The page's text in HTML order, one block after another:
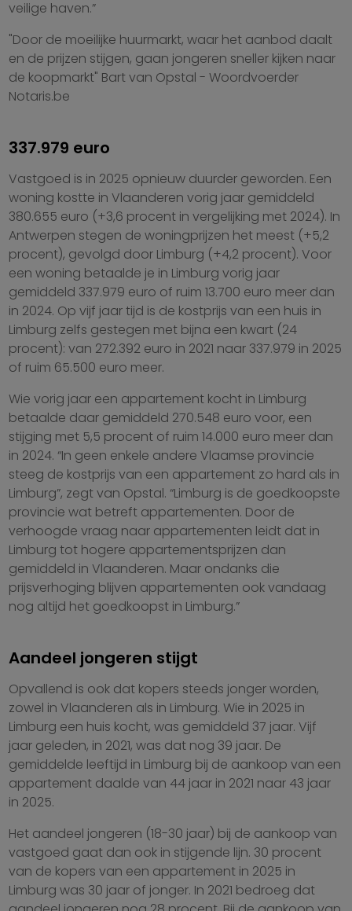
veilige haven.”
"Door de moeilijke huurmarkt, waar het aanbod daalt
en de prijzen stijgen, gaan jongeren sneller kijken naar
de koopmarkt" Bart van Opstal - Woordvoerder
Notaris.be
337.979 euro
Vastgoed is in 2025 opnieuw duurder geworden. Een
woning kostte in Vlaanderen vorig jaar gemiddeld
380.655 euro (+3,6 procent in vergelijking met 2024). In
Antwerpen stegen de woningprijzen het meest (+5,2
procent), gevolgd door Limburg (+4,2 procent). Voor
een woning betaalde je in Limburg vorig jaar
gemiddeld 337.979 euro of ruim 13.700 euro meer dan
in 2024. Op vijf jaar tijd is de kostprijs van een huis in
Limburg zelfs gestegen met bijna een kwart (24
procent): van 272.392 euro in 2021 naar 337.979 in 2025
of ruim 65.500 euro meer.
Wie vorig jaar een appartement kocht in Limburg
betaalde daar gemiddeld 270.548 euro voor, een
stijging met 5,5 procent of ruim 14.000 euro meer dan
in 2024. “In geen enkele andere Vlaamse provincie
steeg de kostprijs van een appartement zo hard als in
Limburg”, zegt van Opstal. “Limburg is de goedkoopste
provincie wat betreft appartementen. Door de
verhoogde vraag naar appartementen leidt dat in
Limburg tot hogere appartementsprijzen dan
gemiddeld in Vlaanderen. Maar ondanks die
prijsverhoging blijven appartementen ook vandaag
nog altijd het goedkoopst in Limburg.”
Aandeel jongeren stijgt
Opvallend is ook dat kopers steeds jonger worden,
zowel in Vlaanderen als in Limburg. Wie in 2025 in
Limburg een huis kocht, was gemiddeld 37 jaar. Vijf
jaar geleden, in 2021, was dat nog 39 jaar. De
gemiddelde leeftijd in Limburg bij de aankoop van een
appartement daalde van 44 jaar in 2021 naar 43 jaar
in 2025.
Het aandeel jongeren (18-30 jaar) bij de aankoop van
vastgoed gaat dan ook in stijgende lijn. 30 procent
van de kopers van een appartement in 2025 in
Limburg was 30 jaar of jonger. In 2021 bedroeg dat